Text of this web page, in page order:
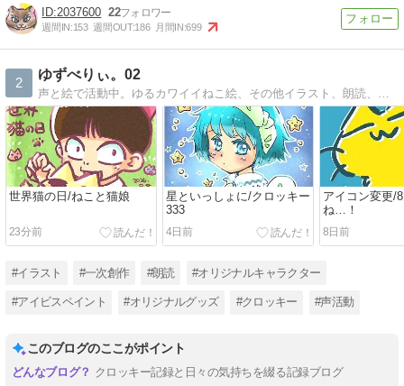
2037600 22
週間IN:153 週間OUT:186 月間IN:699
2
ゆずべりぃ。02
声と絵で活動中。ゆるカワイイねこ絵、その他イラスト、朗読、企画参加、趣味や日常のこと、グッズ販売のお知らせなど。現在はイラスト・クロッキー練習をメインに更新中です。
世界猫の日/ねこと猫娘
23分前
星といっしょに/クロッキー
333
4日前
アイコン変更/
ね…！
8日前
#イラスト #一次創作 #朗読 #オリジナルキャラクター
#アイビスペイント #オリジナルグッズ #クロッキー #声活動
このブログのここがポイント
クロッキー記録と日々の気持ちを綴る記録ブログ